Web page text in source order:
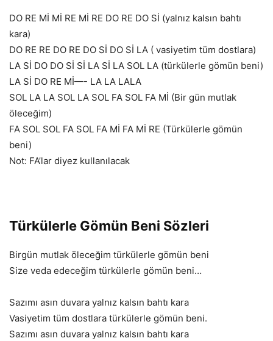
DO RE Mİ Mİ RE Mİ RE DO RE DO Sİ (yalnız kalsın bahtı
kara)
DO RE RE DO RE DO Sİ DO Sİ LA ( vasiyetim tüm dostlara)
LA Sİ DO DO Sİ Sİ LA Sİ LA SOL LA (türkülerle gömün beni)
LA Sİ DO RE Mİ—- LA LA LALA
SOL LA LA SOL LA SOL FA SOL FA Mİ (Bir gün mutlak
öleceğim)
FA SOL SOL FA SOL FA Mİ FA Mİ RE (Türkülerle gömün
beni)
Not: FA’lar diyez kullanılacak
Türkülerle Gömün Beni Sözleri
Birgün mutlak öleceğim türkülerle gömün beni
Size veda edeceğim türkülerle gömün beni…
Sazımı asın duvara yalnız kalsın bahtı kara
Vasiyetim tüm dostlara türkülerle gömün beni.
Sazımı asın duvara yalnız kalsın bahtı kara